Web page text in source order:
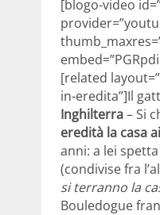
[blogo-video
[related
in-eredita”]Il
Inghilterra– Si
eredità la casa
anni: a lei
(condivise fra
si terranno la
Bouledogue